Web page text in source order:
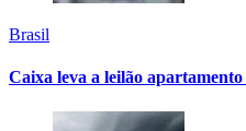
Brasil
Caixa leva a leilão